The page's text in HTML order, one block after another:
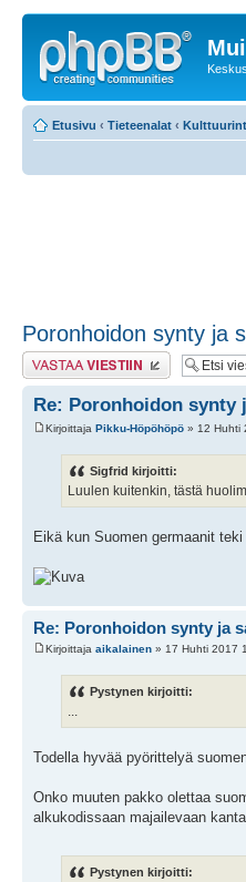
Etusivu ‹ Tieteenalat ‹
Poronhoidon synty ja
Lähetä vastaus
Re: Poronhoidon synty
Kirjoittaja Pikku-Höpöhöpö » 12 Huhti
Sigfrid kirjoitti:
Luulen kuitenkin, tästä
Eikä kun Suomen germaanit
Re: Poronhoidon synty ja
Kirjoittaja aikalainen » 17 Huhti 2017
Pystynen kirjoitti:
...
Todella hyvää pyörittelyä
Onko muuten pakko olettaa
alkukodissaan majailevaan
Pystynen kirjoitti: